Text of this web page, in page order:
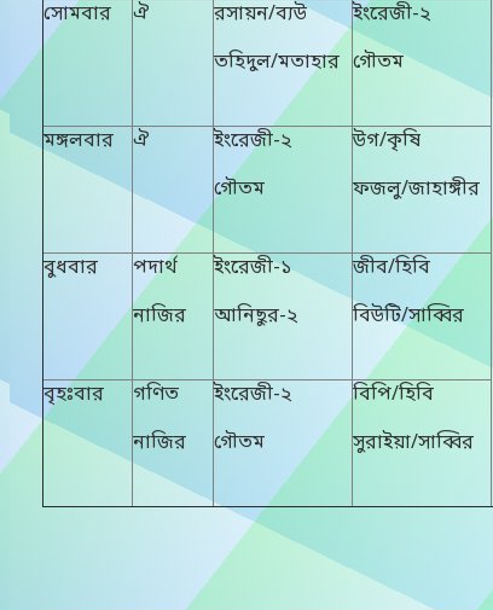
সোমবার
ঐ
রসায়ন/ব্যউ
তহিদুল/মতাহার
ইংরেজী-২
গৌতম
মঙ্গলবার
ঐ
ইংরেজী-২
গৌতম
উগ/কৃষি
ফজলু/জাহাঙ্গীর
বুধবার
পদার্থ
নাজির
ইংরেজী-১
আনিছুর-২
জীব/হিবি
বিউটি/সাব্বির
বৃহঃবার
গণিত
নাজির
ইংরেজী-২
গৌতম
বিপি/হিবি
সুরাইয়া/সাব্বির